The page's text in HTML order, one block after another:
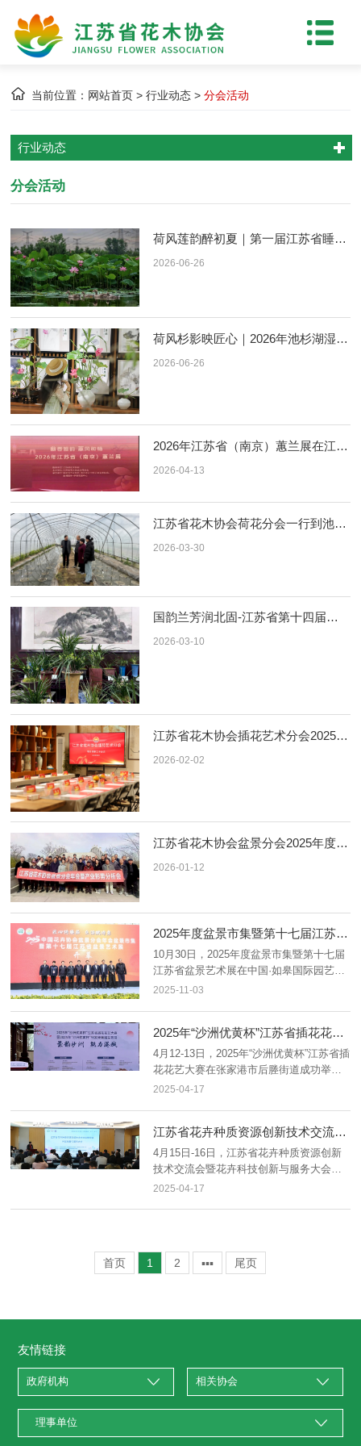
当前位置： 网站首页 >行业动态 >分会活动
行业动态
分会活动
荷风莲韵醉初夏｜第一届江苏省睡莲品种展暨2026年池杉湖湿地荷花展开幕
2026-06-26
荷风杉影映匠心｜2026年池杉湖湿地荷花睡莲插花展雅致启幕
2026-06-26
2026年江苏省（南京）蕙兰展在江宁举办
2026-04-13
江苏省花木协会荷花分会一行到池杉湖国家湿地公园指导
2026-03-30
国韵兰芳润北固-江苏省第十四届春兰展在镇江北固山启幕
2026-03-10
江苏省花木协会插花艺术分会2025年度年会暨2026年工作部署会在南京召开
2026-02-02
江苏省花木协会盆景分会2025年度年会暨产业形势分析会在南通召开
2026-01-12
2025年度盆景市集暨第十七届江苏省盆景艺术展在如皋举办
10月30日，2025年度盆景市集暨第十七届
江苏省盆景艺术展在中国·如皋国际园艺城
举办。
2025-11-03
2025年“沙洲优黄杯”江苏省插花花艺大赛在张家港市成功举办
4月12-13日，2025年“沙洲优黄杯”江苏省插
花花艺大赛在张家港市后塍街道成功举
办。本次活动由江...
2025-04-17
江苏省花卉种质资源创新技术交流会暨花卉科技创新与服务大会在苏州举办
4月15日-16日，江苏省花卉种质资源创新
技术交流会暨花卉科技创新与服务大会在
苏州举办。本次活动以“...
2025-04-17
首页 1 2 ▪▪▪ 尾页
友情链接